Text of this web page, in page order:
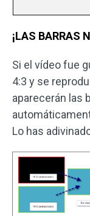
¡LAS BARRAS
Si el vídeo fue
4:3 y se
aparecerán las
Lo has